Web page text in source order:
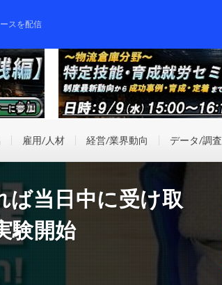
スを配信
雇用/人材 経営/業界動向 データ/調査
ば当日中に受け取
験開始